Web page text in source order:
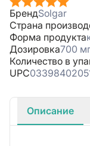
БрендSolgar
Страна
Форма продукта
Дозировка700
Количество в
UPC
Описание